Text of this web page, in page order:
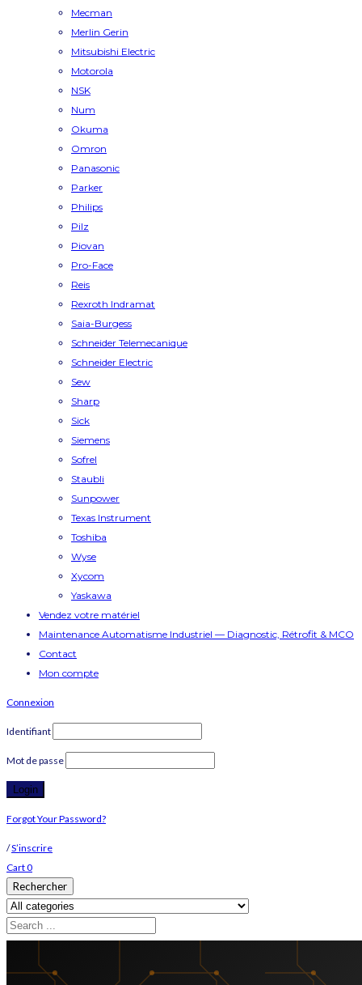
Mecman
Merlin Gerin
Mitsubishi Electric
Motorola
NSK
Num
Okuma
Omron
Panasonic
Parker
Philips
Pilz
Piovan
Pro-Face
Reis
Rexroth Indramat
Saia-Burgess
Schneider Telemecanique
Schneider Electric
Sew
Sharp
Sick
Siemens
Sofrel
Staubli
Sunpower
Texas Instrument
Toshiba
Wyse
Xycom
Yaskawa
Vendez votre matériel
Maintenance Automatisme Industriel — Diagnostic, Rétrofit & MCO
Contact
Mon compte
Connexion
Identifiant
Mot de passe
Forgot Your Password?
/S’inscrire
Cart0
Rechercher